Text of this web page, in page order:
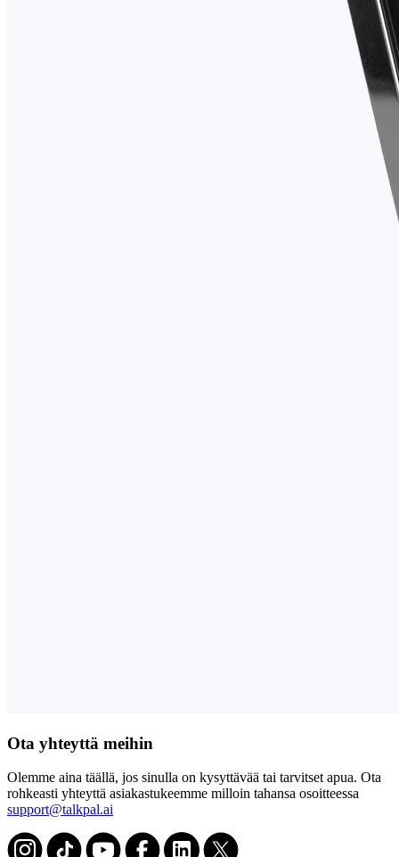
Ota yhteyttä meihin
Olemme aina täällä, jos sinulla on kysyttävää tai tarvitset apua. Ota
rohkeasti yhteyttä asiakastukeemme milloin tahansa osoitteessa
support@talkpal.ai